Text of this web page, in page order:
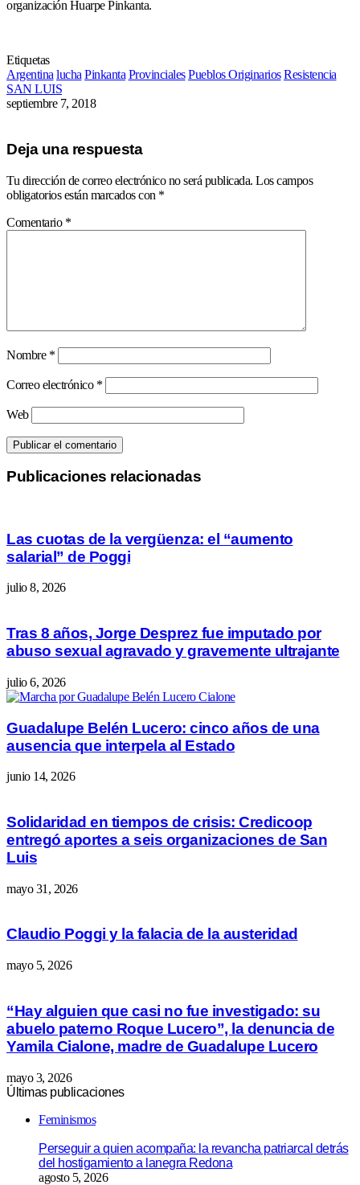
organización Huarpe Pinkanta.
Etiquetas
Argentina lucha Pinkanta Provinciales Pueblos Originarios Resistencia
SAN LUIS
septiembre 7, 2018
Deja una respuesta
Tu dirección de correo electrónico no será publicada. Los campos
obligatorios están marcados con *
Comentario *
Nombre *
Correo electrónico *
Web
Publicaciones relacionadas
Las cuotas de la vergüenza: el “aumento
salarial” de Poggi
julio 8, 2026
Tras 8 años, Jorge Desprez fue imputado por
abuso sexual agravado y gravemente ultrajante
julio 6, 2026
Guadalupe Belén Lucero: cinco años de una
ausencia que interpela al Estado
junio 14, 2026
Solidaridad en tiempos de crisis: Credicoop
entregó aportes a seis organizaciones de San
Luis
mayo 31, 2026
Claudio Poggi y la falacia de la austeridad
mayo 5, 2026
“Hay alguien que casi no fue investigado: su
abuelo paterno Roque Lucero”, la denuncia de
Yamila Cialone, madre de Guadalupe Lucero
mayo 3, 2026
Últimas publicaciones
Feminismos
Perseguir a quien acompaña: la revancha patriarcal detrás
del hostigamiento a lanegra Redona
agosto 5, 2026